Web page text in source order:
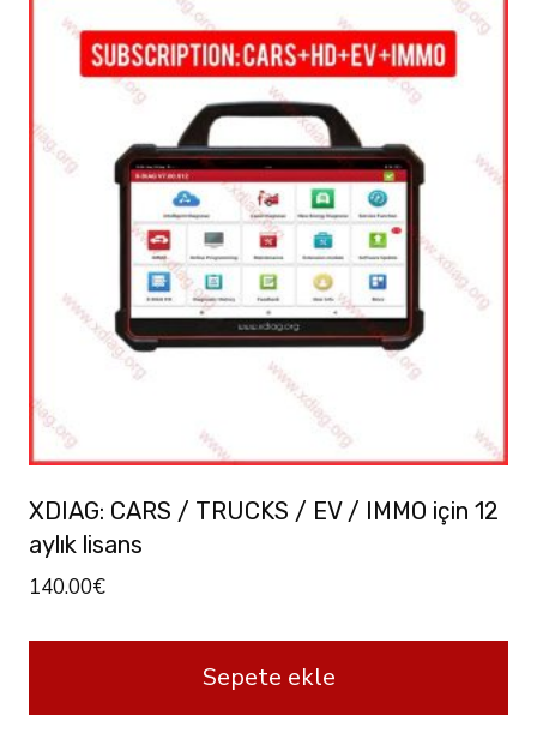
XDIAG: CARS / TRUCKS / EV / IMMO için 12
aylık lisans
140.00€
Sepete ekle